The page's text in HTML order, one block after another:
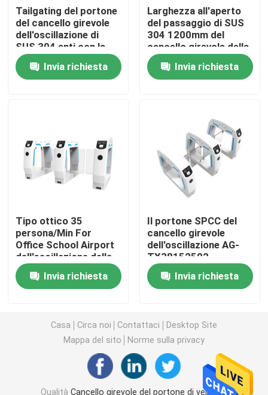
Contattaci
notizie
Tutti i casi
Cancello girevole del portone di velocità
Cancello girevole della barriera dell'oscillazione
Cancello girevole del treppiede
Cancello girevole della stazione ferroviaria
Cancello girevole ottico
Tailgating del portone
del cancello girevole
dell'oscillazione di
SUS 304 anti con la
MCBF 5M Motor
Invia richiesta
Larghezza all'aperto
del passaggio di SUS
304 1200mm del
cancello girevole della
barriera
dell'oscillazione AG-
PX31122802
Invia richiesta
Tipo ottico 35
persona/Min For
Office School Airport
dell'oscillazione della
barriera del cancello
girevole bianco del
portone
Invia richiesta
Il portone SPCC del
cancello girevole
dell'oscillazione AG-
TX38152502
materiale
sceglie/passaggi
bidirezionali
Invia richiesta
Casa Circa noi Contattaci
Desktop Site
Mappa del sito
Norme sulla privacy
Qualità Cancello girevole del portone di velocità